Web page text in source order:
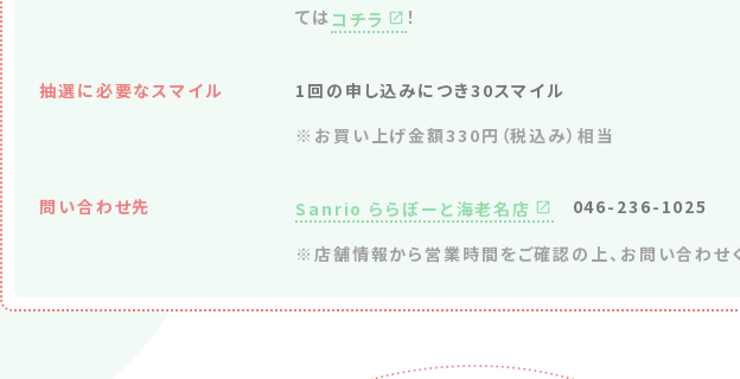
ては コチラ ！
抽選に必要なスマイル
1回の申し込みにつき30スマイル
※お買い上げ金額330円（税込み）相当
問い合わせ先 Sanrio ららぽーと海老名店 046-236-1025
※店舗情報から営業時間をご確認の上、お問い合わせ